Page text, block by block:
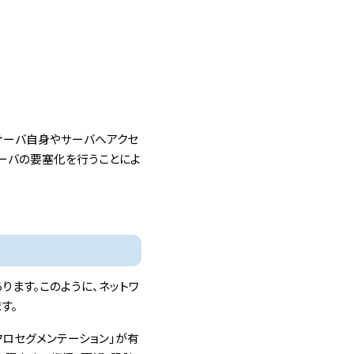
バ自身やサーバへアクセ
バの要塞化を行うことによ
す。このように、ネットワ
。
セグメンテーション」が有